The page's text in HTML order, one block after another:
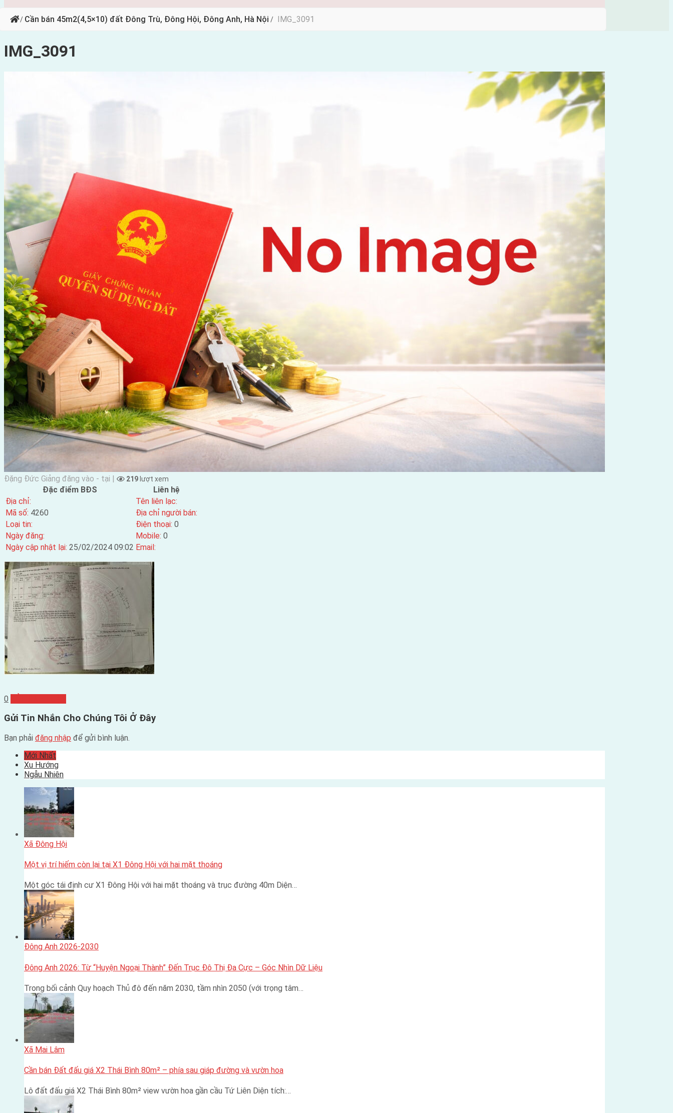
/ Cần bán 45m2(4,5×10) đất Đông Trù, Đông Hội, Đông Anh, Hà Nội / IMG_3091
IMG_3091
Đặng Đức Giảng đăng vào - tại | 219 lượt xem
Đặc điểm BĐS
Liên hệ
Địa chỉ:
Tên liên lạc:
Mã số: 4260
Địa chỉ người bán:
Loại tin:
Điện thoại: 0
Ngày đăng:
Mobile: 0
Ngày cập nhật lại: 25/02/2024 09:02 Email:
0
Gửi Tin Nhắn Cho Chúng Tôi Ở Đây
Bạn phải đăng nhập để gửi bình luận.
Mới Nhất
Xu Hướng
Ngẫu Nhiên
Xã Đông Hội
Một vị trí hiếm còn lại tại X1 Đông Hội với hai mặt thoáng
Một góc tái định cư X1 Đông Hội với hai mặt thoáng và trục đường 40m Diện…
Đông Anh 2026-2030
Đông Anh 2026: Từ “Huyện Ngoại Thành” Đến Trục Đô Thị Đa Cực – Góc Nhìn Dữ Liệu
Trong bối cảnh Quy hoạch Thủ đô đến năm 2030, tầm nhìn 2050 (với trọng tâm…
Xã Mai Lâm
Cần bán Đất đấu giá X2 Thái Bình 80m² – phía sau giáp đường và vườn hoa
Lô đất đấu giá X2 Thái Bình 80m² view vườn hoa gần cầu Tứ Liên Diện tích:…